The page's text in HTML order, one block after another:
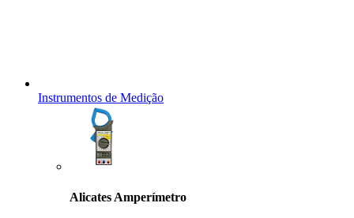
Instrumentos de Medição
Alicates Amperímetro